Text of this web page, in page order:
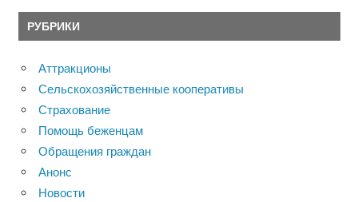
РУБРИКИ
Аттракционы
Сельскохозяйственные кооперативы
Страхование
Помощь беженцам
Обращения граждан
Анонс
Новости